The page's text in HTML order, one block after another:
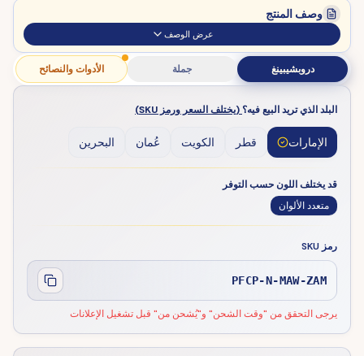
وصف المنتج
عرض الوصف
دروبشيبينغ جملة الأدوات والنصائح
البلد الذي تريد البيع فيه؟ (يختلف السعر ورمز SKU)
الإمارات قطر الكويت عُمان البحرين
قد يختلف اللون حسب التوفر
متعدد الألوان
رمز SKU
PFCP-N-MAW-ZAM
يرجى التحقق من "وقت الشحن" و"يُشحن من" قبل تشغيل الإعلانات